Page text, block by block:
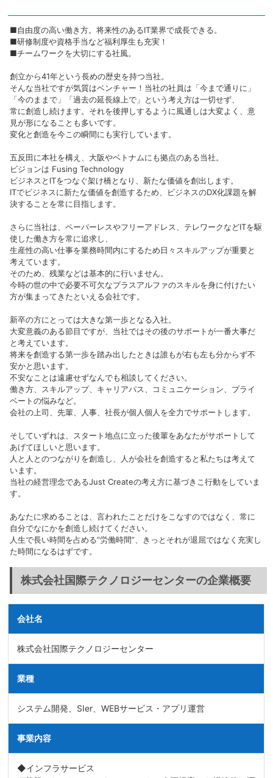
■自由度の高い働き方。将来性のあるIT業界で成長できる。
■研修制度や資格手当など福利厚生も充実！
■チームワークを大切にする社風。
創立から41年という長めの歴史を持つ当社。
そんな当社ですが気質はベンチャー！当社の社員は「今まで通りに」
「今のままで」「過去の延長線上で」という考え方は一切せず、
常に創造し続けます。それを後押しするように風通しは大変よく、意
見が形になることも多いです。
変化と創造を今この瞬間にも実行しています。
五反田に本社を構え、大阪やベトナムにも拠点のある当社。
ビジョンは Fusing Technology
ビジネスとITをつなぐ架け橋となり、新たな価値を創出します。
ITでビジネスに新たな価値を創造するため、ビジネスのDX化課題を解
決することを常に目指します。
さらに当社は、ペーパーレスやフリーアドレス、テレワークなどITを駆
使した働き方を常に追求し、
生産性の高い仕事を業務時間内にするため日々スキルアップが重要と
考えています。
そのため、残業などは基本的に行いません。
今時の世の中で必要不可欠なプラスアルファのスキルを身に付けたい
方が集まってきたといえる会社です。
新卒の方にとっては大きな第一歩となる入社。
大変意義のある節目ですが、当社ではその後のサポートが一番大事だ
と考えています。
将来を創造する第一歩を踏み出したときは誰もが右も左も分からず不
安かと思います。
不安なことは遠慮せずなんでも相談してください。
働き方、スキルアップ、キャリアパス、コミュニケーション、プライ
ベートの悩みなど。
会社の上司、先輩、人事、社長が個人個人を全力でサポートします。
そしていずれは、スタート地点に立った後輩をあなたがサポートして
あげてほしいと思います。
人と人とのつながりを創造し、人が会社を創造すると私たちは考えて
います。
当社の経営理念であるJust Createの考え方に基づきこ行動をしていま
す。
あなたに求めることは、言われたことだけをこなすのではなく、常に
自分でなにかを創造し続けてください。
人生で長い時間を占める”労働時間”、きっとそれが退屈ではなく充実し
た時間になるはずです。
株式会社国際テクノロジーセンターの企業概要
会社名
株式会社国際テクノロジーセンター
業種
システム開発、SIer、WEBサービス・アプリ運営
事業内容
◆インフラサービス